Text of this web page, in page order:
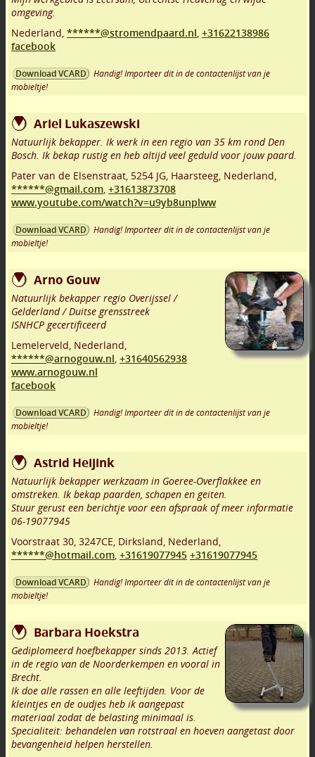
omgeving.
Nederland, ******@stromendpaard.nl, +31622138986
facebook
Download VCARD
Handig! Importeer dit in de contactenlijst van je
mobieltje!
Ariel Lukaszewski
Natuurlijk bekapper. Ik werk in een regio van 35 km rond Den
Bosch. Ik bekap rustig en heb altijd veel geduld voor jouw paard.
Pater van de Elsenstraat, 5254 JG, Haarsteeg, Nederland,
******@gmail.com, +31613873708
www.youtube.com/watch?v=u9yb8unplww
Download VCARD
Handig! Importeer dit in de contactenlijst van je
mobieltje!
Arno Gouw
Natuurlijk bekapper regio Overijssel /
Gelderland / Duitse grensstreek
ISNHCP gecertificeerd
Lemelerveld, Nederland,
******@arnogouw.nl, +31640562938
www.arnogouw.nl
facebook
Download VCARD
Handig! Importeer dit in de contactenlijst van je
mobieltje!
Astrid Heijink
Natuurlijk bekapper werkzaam in Goeree-Overflakkee en
omstreken. Ik bekap paarden, schapen en geiten.
Stuur gerust een berichtje voor een afspraak of meer informatie
06-19077945
Voorstraat 30, 3247CE, Dirksland, Nederland,
******@hotmail.com, +31619077945 +31619077945
Download VCARD
Handig! Importeer dit in de contactenlijst van je
mobieltje!
Barbara Hoekstra
Gediplomeerd hoefbekapper sinds 2013. Actief
in de regio van de Noorderkempen en vooral in
Brecht.
Ik doe alle rassen en alle leeftijden. Voor de
kleintjes en de oudjes heb ik aangepast
materiaal zodat de belasting minimaal is.
Specialiteit: behandelen van rotstraal en hoeven aangetast door
bevangenheid helpen herstellen.